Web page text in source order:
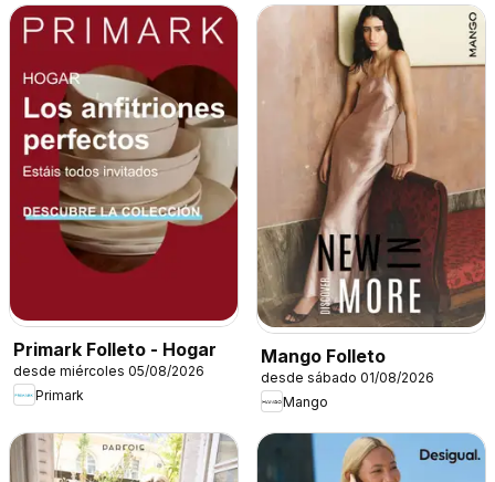
Primark Folleto - Hogar
desde miércoles 05/08/2026
Primark
Mango Folleto
desde sábado 01/08/2026
Mango